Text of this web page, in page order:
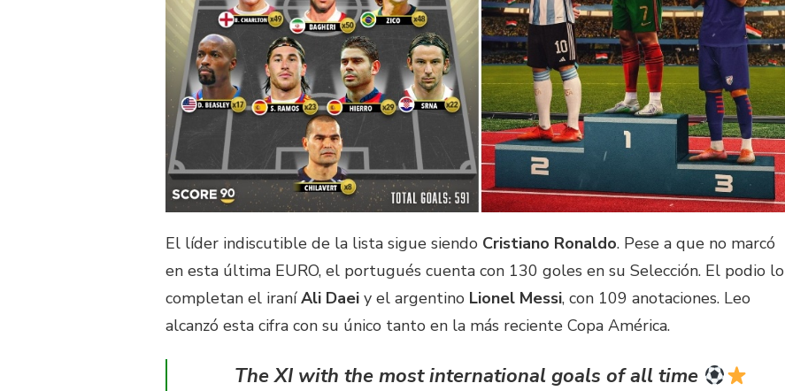
El líder indiscutible de la lista sigue siendo Cristiano Ronaldo. Pese a que no marcó
en esta última EURO, el portugués cuenta con 130 goles en su Selección. El podio lo
completan el iraníAli Daei y el argentino Lionel Messi, con 109 anotaciones. Leo
alcanzó esta cifra con su único tanto en la más reciente Copa América.
The XI with the most international goals of all time